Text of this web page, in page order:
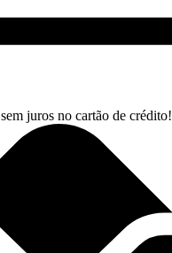
sem juros no cartão de crédito!